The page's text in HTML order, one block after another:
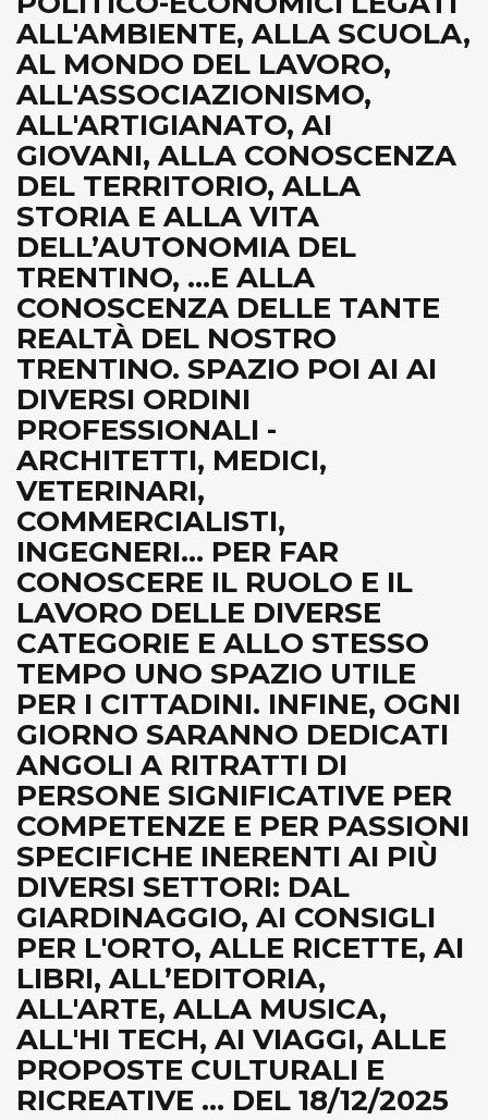
ALL'AMBIENTE, ALLA SCUOLA,
AL MONDO DEL LAVORO,
ALL'ASSOCIAZIONISMO,
ALL'ARTIGIANATO, AI
GIOVANI, ALLA CONOSCENZA
DEL TERRITORIO, ALLA
STORIA E ALLA VITA
DELL’AUTONOMIA DEL
TRENTINO, ...E ALLA
CONOSCENZA DELLE TANTE
REALTÀ DEL NOSTRO
TRENTINO. SPAZIO POI AI AI
DIVERSI ORDINI
PROFESSIONALI -
ARCHITETTI, MEDICI,
VETERINARI,
COMMERCIALISTI,
INGEGNERI... PER FAR
CONOSCERE IL RUOLO E IL
LAVORO DELLE DIVERSE
CATEGORIE E ALLO STESSO
TEMPO UNO SPAZIO UTILE
PER I CITTADINI. INFINE, OGNI
GIORNO SARANNO DEDICATI
ANGOLI A RITRATTI DI
PERSONE SIGNIFICATIVE PER
COMPETENZE E PER PASSIONI
SPECIFICHE INERENTI AI PIÙ
DIVERSI SETTORI: DAL
GIARDINAGGIO, AI CONSIGLI
PER L'ORTO, ALLE RICETTE, AI
LIBRI, ALL’EDITORIA,
ALL'ARTE, ALLA MUSICA,
ALL'HI TECH, AI VIAGGI, ALLE
PROPOSTE CULTURALI E
RICREATIVE ... DEL 18/12/2025